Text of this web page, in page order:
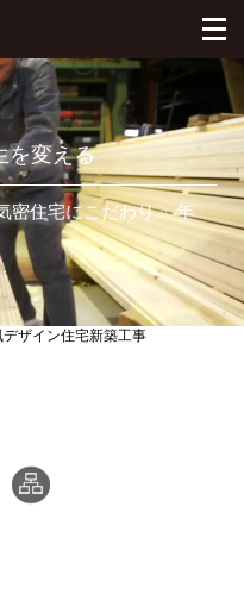
を変える
密住宅にこだわり20年
ザイン住宅新築工事